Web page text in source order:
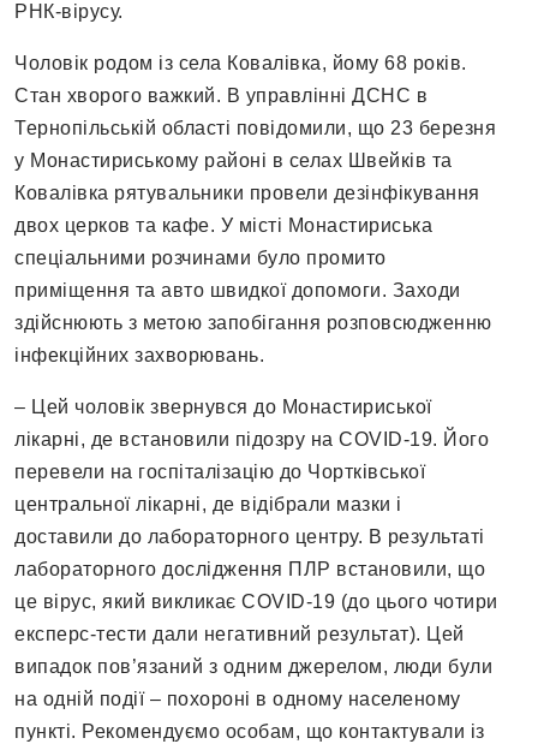
РНК-вірусу.
Чоловік родом із села Ковалівка, йому 68 років.
Стан хворого важкий. В управлінні ДСНС в
Тернопільській області повідомили, що 23 березня
у Монастириському районі в селах Швейків та
Ковалівка рятувальники провели дезінфікування
двох церков та кафе. У місті Монастириська
спеціальними розчинами було промито
приміщення та авто швидкої допомоги. Заходи
здійснюють з метою запобігання розповсюдженню
інфекційних захворювань.
– Цей чоловік звернувся до Монастириської
лікарні, де встановили підозру на COVID-19. Його
перевели на госпіталізацію до Чортківської
центральної лікарні, де відібрали мазки і
доставили до лабораторного центру. В результаті
лабораторного дослідження ПЛР встановили, що
це вірус, який викликає COVID-19 (до цього чотири
експерс-тести дали негативний результат). Цей
випадок пов’язаний з одним джерелом, люди були
на одній події – похороні в одному населеному
пункті. Рекомендуємо особам, що контактували із